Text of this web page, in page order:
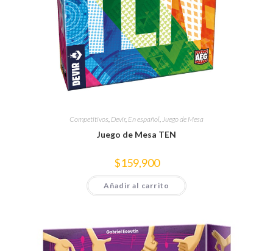
Competitivos Devir, En español Juego de Mesa
Juego de Mesa TEN
$159,900
Añadir al carrito